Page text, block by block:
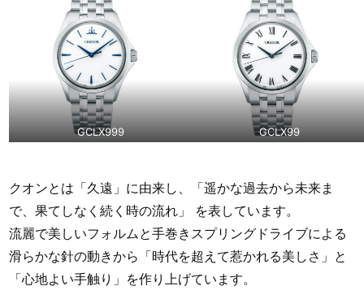
GCLX999 GCLX99
クオンとは「久遠」に由来し、「遥かな過去から未来ま
で、果てしなく続く時の流れ」 を表しています。
流麗で美しいフォルムと手巻きスプリングドライブによる
滑らかな針の動きから「時代を超えて惹かれる美しさ」と
「心地よい手触り」を作り上げています。